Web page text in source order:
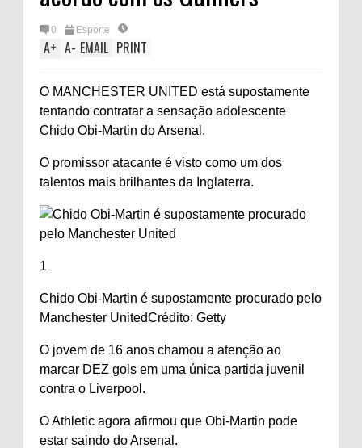
0 Esporte
A+ A- EMAIL PRINT
O MANCHESTER UNITED está supostamente
tentando contratar a sensação adolescente
Chido Obi-Martin do Arsenal.
O promissor atacante é visto como um dos
talentos mais brilhantes da Inglaterra.
1
Chido Obi-Martin é supostamente procurado pelo
Manchester UnitedCrédito: Getty
O jovem de 16 anos chamou a atenção ao
marcar DEZ gols em uma única partida juvenil
contra o Liverpool.
O Athletic agora afirmou que Obi-Martin pode
estar saindo do Arsenal.